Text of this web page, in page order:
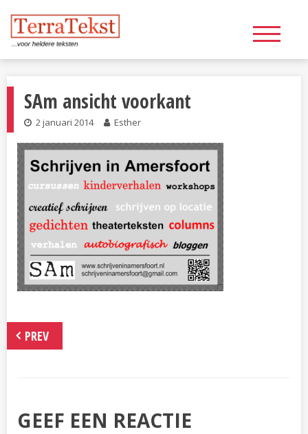
Skip
content
SAm ansicht voorkant
2 januari 2014 Esther
PREV
GEEF EEN REACTIE